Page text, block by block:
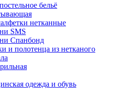
бельё
нетканные
SMS
Спанбонд
и полотенца из нетканого
одежда и обувь